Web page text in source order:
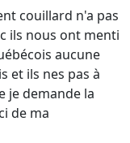
couillard n'a pas
ils nous ont menti
aucune
et ils nes pas à
je demande la
de ma